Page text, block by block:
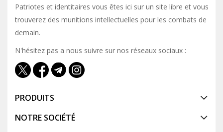
Patriotes et identitaires vous êtes ici sur un site libre et vous y
trouverez des munitions intellectuelles pour les combats de
demain.
N'hésitez pas a nous suivre sur nos réseaux sociaux :
PRODUITS
NOTRE SOCIÉTÉ